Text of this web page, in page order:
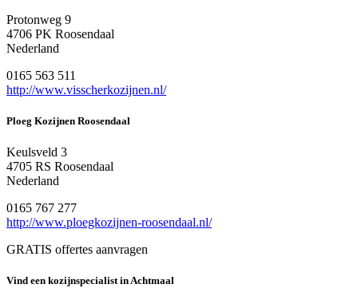
Protonweg 9
4706 PK Roosendaal
Nederland
0165 563 511
http://www.visscherkozijnen.nl/
Ploeg Kozijnen Roosendaal
Keulsveld 3
4705 RS Roosendaal
Nederland
0165 767 277
http://www.ploegkozijnen-roosendaal.nl/
GRATIS offertes aanvragen
Vind een kozijnspecialist in Achtmaal